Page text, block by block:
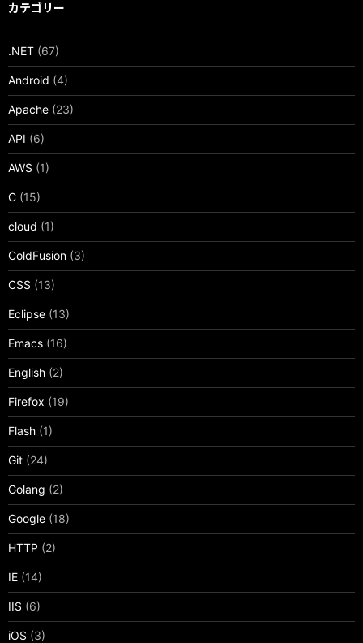
カテゴリー
.NET (67)
Android (4)
Apache (23)
API (6)
AWS (1)
C (15)
cloud (1)
ColdFusion (3)
CSS (13)
Eclipse (13)
Emacs (16)
English (2)
Firefox (19)
Flash (1)
Git (24)
Golang (2)
Google (18)
HTTP (2)
IE (14)
IIS (6)
iOS (3)